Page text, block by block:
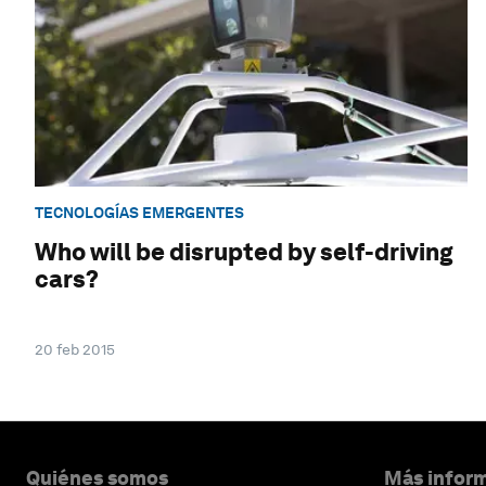
TECNOLOGÍAS EMERGENTES
Who will be disrupted by self-driving
cars?
20 feb 2015
Quiénes somos Más